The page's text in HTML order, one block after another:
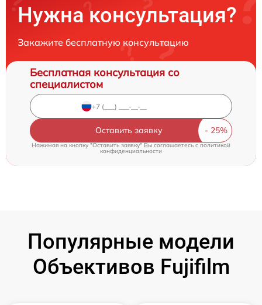
Нужна консультация?
Закажите бесплатную консультацию
Бесплатная консультация со
специалистом
Оставить заявку
Нажимая на кнопку "Оставить заявку" Вы соглашаетесь c политикой
конфиденциальности
Популярные модели
Объективов Fujifilm